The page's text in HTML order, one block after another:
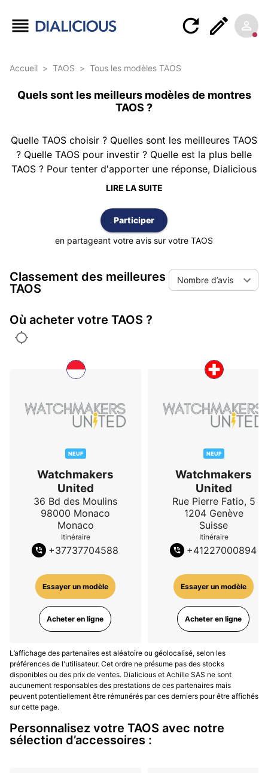
Accueil > TAOS > Tous les modèles TAOS
Quels sont les meilleurs modèles de montres
TAOS ?
Quelle TAOS choisir ? Quelles sont les meilleures TAOS
? Quelle TAOS pour investir ? Quelle est la plus belle
TAOS ? Pour tenter d'apporter une réponse, Dialicious
vous propose ce classement des montres TAOS réalisé
moins une TAOS. Le classement est réalisé selon la
meilleure note moyenne et vous pouvez également
trier cette liste par nombre d’avis ou par ordre
LIRE LA SUITE
Participer
en partageant votre avis sur votre TAOS
Classement des meilleures
TAOS
Nombre d’avis
Où acheter votre TAOS ?
NEUF
Watchmakers
United
36 Bd des Moulins
98000 Monaco
Monaco
Itinéraire
+37737704588
Essayer un modèle
Acheter en ligne
NEUF
Watchmakers
United
Rue Pierre Fatio, 5
1204 Genève
Suisse
Itinéraire
+41227000894
Essayer un modèle
Acheter en ligne
L’affichage des partenaires est aléatoire ou géolocalisé, selon les
préférences de l'utilisateur. Cet ordre ne présume pas des stocks
disponibles ou des prix de ventes. Dialicious et Achille SAS ne sont
aucunement responsables des prestations de ces partenaires mais
peuvent potentiellement être rémunérés par ces derniers pour être affichés
sur cette page.
Personnalisez votre TAOS avec notre
sélection d’accessoires :